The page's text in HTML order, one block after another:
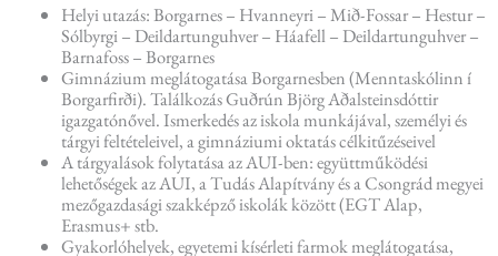
Helyi utazás: Borgarnes – Hvanneyri – Mið-Fossar – Hestur –
Sólbyrgi – Deildartunguhver – Háafell – Deildartunguhver –
Barnafoss – Borgarnes
Gimnázium meglátogatása Borgarnesben (Menntaskólinn í
Borgarfirði). Találkozás Guðrún Björg Aðalsteinsdóttir
igazgatónővel. Ismerkedés az iskola munkájával, személyi és
tárgyi feltételeivel, a gimnáziumi oktatás célkitűzéseivel
A tárgyalások folytatása az AUI-ben: együttműködési
lehetőségek az AUI, a Tudás Alapítvány és a Csongrád megyei
mezőgazdasági szakképző iskolák között (EGT Alap,
Erasmus+ stb.
Gyakorlóhelyek, egyetemi kísérleti farmok meglátogatása,